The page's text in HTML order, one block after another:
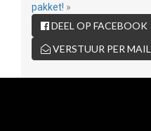
pakket! »
DEEL OP FACEBOOK
VERSTUUR PER MAIL